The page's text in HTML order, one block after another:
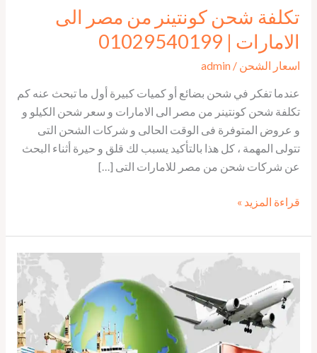
تكلفة شحن كونتينر من مصر الى
الامارات | 01029540199
اسعار الشحن /
admin
عندما تفكر في شحن بضائع أو كميات كبيرة أول ما تبحث عنه كم
تكلفة شحن كونتينر من مصر الى الامارات و سعر شحن الكيلو و
و عروض المتوفرة فى الوقت الحالى و شركات الشحن التى
تتولى المهمة ، كل هذا بالتأكيد يسبب لك قلق و حيرة أثناء البحث
عن شركات شحن من مصر للامارات التى […]
قراءة المزيد »
شركات
الشحن
الدولي
خصم